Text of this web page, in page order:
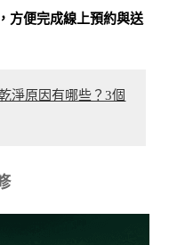
方便完成線上預約與送
淨原因有哪些？3個